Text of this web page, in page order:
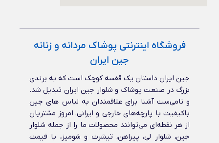
فروشگاه اینترنتی پوشاک مردانه و زنانه
جین ایران
جین ایران داستان یک قفسه کوچک است که به برندی
بزرگ در صنعت پوشاک و شلوار جین ایران تبدیل شد.
و نامی‌ست آشنا برای علاقمندان به لباس های جین
باکیفیت با پارچه‌های خارجی و ایرانی‌. امروز مشتریان
از هر نقطه‌ای می‌توانند محصولات ما را از جمله شلوار
جین، شلوار لی، پیراهن، تیشرت و شومیز، با قیمت